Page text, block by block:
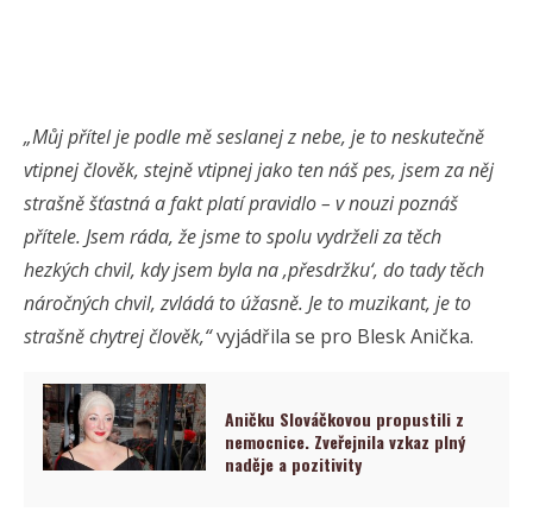
„Můj přítel je podle mě seslanej z nebe, je to neskutečně
vtipnej člověk, stejně vtipnej jako ten náš pes, jsem za něj
strašně šťastná a fakt platí pravidlo – v nouzi poznáš
přítele. Jsem ráda, že jsme to spolu vydrželi za těch
hezkých chvil, kdy jsem byla na ‚přesdržku‘, do tady těch
náročných chvil, zvládá to úžasně. Je to muzikant, je to
strašně chytrej člověk,“vyjádřila se pro Blesk Anička.
Aničku Slováčkovou propustili z
nemocnice. Zveřejnila vzkaz plný
naděje a pozitivity